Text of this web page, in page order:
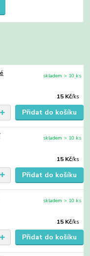
15 Kč/ks
skladem > 10 ks
Přidat do košíku
15 Kč/ks
skladem > 10 ks
Přidat do košíku
15 Kč/ks
skladem > 10 ks
Přidat do košíku